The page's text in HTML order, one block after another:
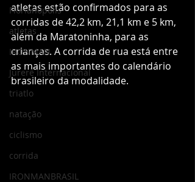
Florianopolis
atletas
IRONMAN
Jurerê Internacional
triatlo
natação
ciclismo
corrida
IRONMANBRASIL
atletas estão confirmados para as
corridas de 42,2 km, 21,1 km e 5 km,
além da Maratoninha, para as
crianças. A corrida de rua está entre
as mais importantes do calendário
brasileiro da modalidade.